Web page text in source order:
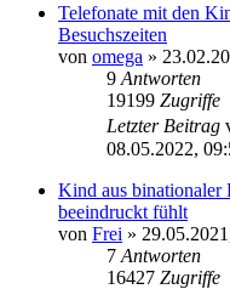
Telefonate mit den
Besuchszeiten
von omega »
9 Antworten
19199 Zugriffe
Letzter Beitrag
08.05.2022,
Kind aus binationaler
beeindruckt fühlt
von Frei »
7 Antworten
16427 Zugriffe